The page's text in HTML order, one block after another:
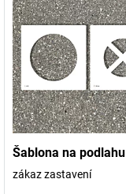
Šablona na podlahu
zákaz zastavení